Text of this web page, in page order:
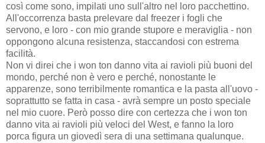
così come sono, impilati uno sull'altro nel loro pacchettino.
All'occorrenza basta prelevare dal freezer i fogli che
servono, e loro - con mio grande stupore e meraviglia - non
oppongono alcuna resistenza, staccandosi con estrema
facilità.
Non vi direi che i won ton danno vita ai ravioli più buoni del
mondo, perché non è vero e perché, nonostante le
apparenze, sono terribilmente romantica e la pasta all'uovo -
soprattutto se fatta in casa - avrà sempre un posto speciale
nel mio cuore. Però posso dire con certezza che i won ton
danno vita ai ravioli più veloci del West, e fanno la loro
porca figura un giovedì sera di una settimana qualunque.